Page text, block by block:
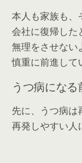
本人も家族も、
会社に復帰した
無理をさせない
慎重に前進して
うつ病にな
先に、うつ病は
再発しやすい人